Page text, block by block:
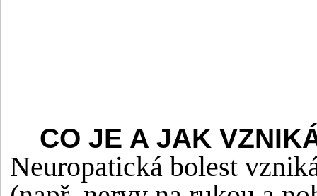
CO JE A JAK
Neuropatická bolest